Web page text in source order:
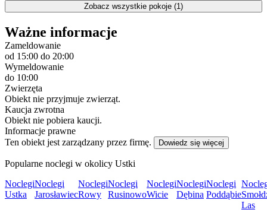
Zobacz wszystkie pokoje (1)
Ważne informacje
Zameldowanie
od 15:00 do 20:00
Wymeldowanie
do 10:00
Zwierzęta
Obiekt nie przyjmuje zwierząt.
Kaucja zwrotna
Obiekt nie pobiera kaucji.
Informacje prawne
Ten obiekt jest zarządzany przez firmę.
Dowiedz się więcej
Popularne noclegi w okolicy Ustki
Noclegi
Ustka
Noclegi
Jarosławiec
Noclegi
Rowy
Noclegi
Rusinowo
Noclegi
Wicie
Noclegi
Dębina
Noclegi
Poddąbie
Las